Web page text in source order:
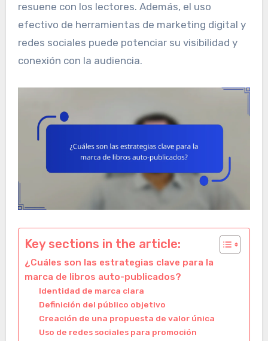
resuene con los lectores. Además, el uso
efectivo de herramientas de marketing digital y
redes sociales puede potenciar su visibilidad y
conexión con la audiencia.
Key sections in the article:
¿Cuáles son las estrategias clave para la
marca de libros auto-publicados?
Identidad de marca clara
Definición del público objetivo
Creación de una propuesta de valor única
Uso de redes sociales para promoción